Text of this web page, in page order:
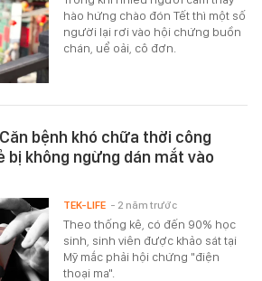
hào hứng chào đón Tết thì một số
người lại rơi vào hội chứng buồn
chán, uể oải, cô đơn.
bệnh khó chữa thời công
bị không ngừng dán mắt vào
Theo thống kê, có đến 90% học
sinh, sinh viên được khảo sát tại
Mỹ mắc phải hội chứng "điện
thoại ma".
TEK-LIFE - 2 năm trước